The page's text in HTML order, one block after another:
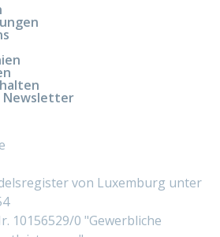
Newsletter
von Luxemburg unter
10156529/0 "Gewerbliche